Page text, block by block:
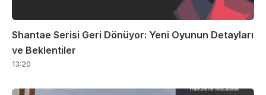
Shantae Serisi Geri Dönüyor: Yeni Oyunun Detayları
ve Beklentiler
13:20